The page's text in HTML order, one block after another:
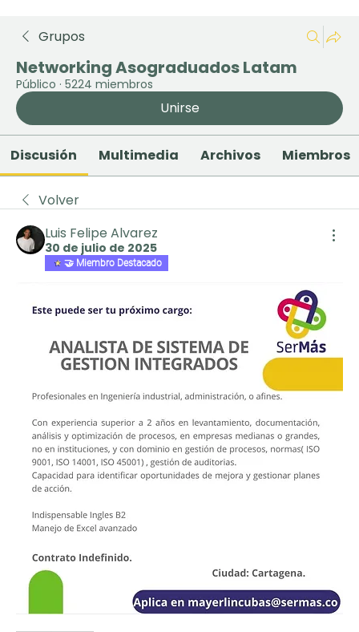
Grupos
Networking Asograduados Latam
Público · 5224 miembros
Unirse
Discusión Multimedia Archivos Miembros
Volver
Luis Felipe Alvarez
30 de julio de 2025
🤝 Miembro Destacado